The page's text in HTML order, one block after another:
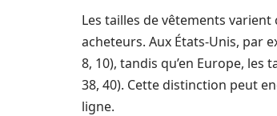
Les tailles de vêtements varient
acheteurs. Aux États-Unis, par
8, 10), tandis qu’en Europe,
38, 40). Cette distinction peut
ligne.